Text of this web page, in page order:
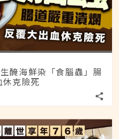
醃海鮮染「食腦蟲」腸
克險死